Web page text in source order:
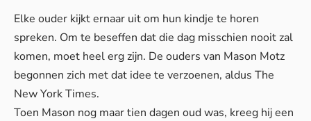
Elke ouder kijkt ernaar uit om hun kindje te horen
spreken. Om te beseffen dat die dag misschien nooit zal
komen, moet heel erg zijn. De ouders van Mason Motz
begonnen zich met dat idee te verzoenen, aldus The
New York Times.
Toen Mason nog maar tien dagen oud was, kreeg hij een